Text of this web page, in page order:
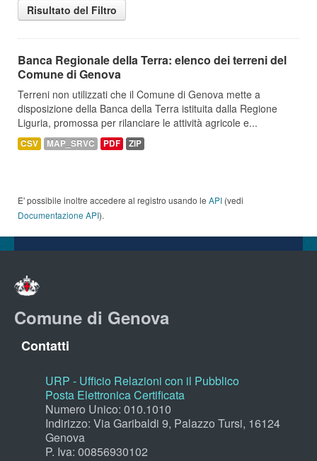
Risultato del Filtro
Banca Regionale della Terra: elenco dei terreni del
Comune di Genova
Terreni non utilizzati che il Comune di Genova mette a
disposizione della Banca della Terra istituita dalla Regione
Liguria, promossa per rilanciare le attività agricole e...
CSV MAP_SRVC PDF ZIP
E' possibile inoltre accedere al registro usando le API (vedi
Documentazione API).
Comune di Genova
Contatti
URP - Ufficio Relazioni con il Pubblico
Posta Elettronica Certificata
Numero Unico: 010.1010
Indirizzo: Via Garibaldi 9, Palazzo Tursi, 16124
Genova
P. Iva: 00856930102